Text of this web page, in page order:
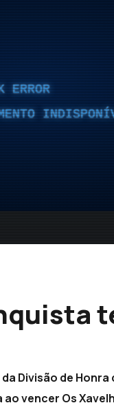
ERROR
Divisão de
vencer Os